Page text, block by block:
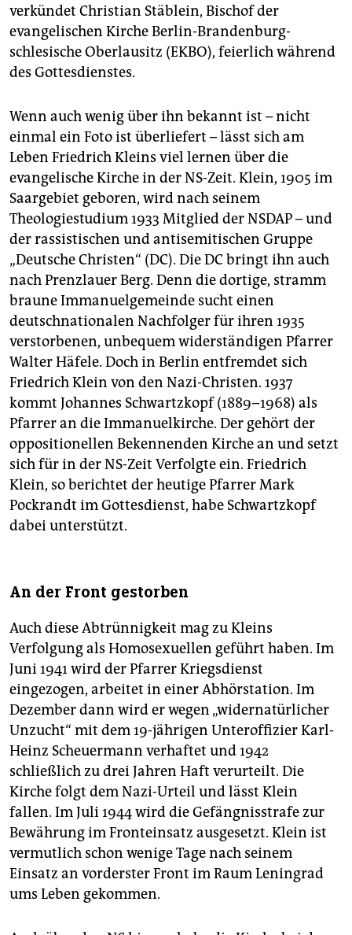
verkündet Christian Stäblein, Bischof der
evangelischen Kirche Berlin-Brandenburg-
schlesische Oberlausitz (EKBO), feierlich während
des Gottesdienstes.
Wenn auch wenig über ihn bekannt ist – nicht
einmal ein Foto ist überliefert – lässt sich am
Leben Friedrich Kleins viel lernen über die
evangelische Kirche in der NS-Zeit. Klein, 1905 im
Saargebiet geboren, wird nach seinem
Theologiestudium 1933 Mitglied der NSDAP – und
der rassistischen und antisemitischen Gruppe
„Deutsche Christen“ (DC). Die DC bringt ihn auch
nach Prenzlauer Berg. Denn die dortige, stramm
braune Immanuelgemeinde sucht einen
deutschnationalen Nachfolger für ihren 1935
verstorbenen, unbequem widerständigen Pfarrer
Walter Häfele. Doch in Berlin entfremdet sich
Friedrich Klein von den Nazi-Christen. 1937
kommt Johannes Schwartzkopf (1889–1968) als
Pfarrer an die Immanuelkirche. Der gehört der
oppositionellen Bekennenden Kirche an und setzt
sich für in der NS-Zeit Verfolgte ein. Friedrich
Klein, so berichtet der heutige Pfarrer Mark
Pockrandt im Gottesdienst, habe Schwartzkopf
dabei unterstützt.
An der Front gestorben
Auch diese Abtrünnigkeit mag zu Kleins
Verfolgung als Homosexuellen geführt haben. Im
Juni 1941 wird der Pfarrer Kriegsdienst
eingezogen, arbeitet in einer Abhörstation. Im
Dezember dann wird er wegen „widernatürlicher
Unzucht“ mit dem 19-jährigen Unteroffizier Karl-
Heinz Scheuermann verhaftet und 1942
schließlich zu drei Jahren Haft verurteilt. Die
Kirche folgt dem Nazi-Urteil und lässt Klein
fallen. Im Juli 1944 wird die Gefängnisstrafe zur
Bewährung im Fronteinsatz ausgesetzt. Klein ist
vermutlich schon wenige Tage nach seinem
Einsatz an vorderster Front im Raum Leningrad
ums Leben gekommen.